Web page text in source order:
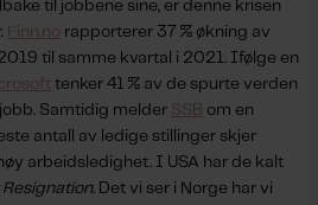
til jobbene sine, er denne krisen
Finn.no rapporterer 37 % økning av
til samme kvartal i 2021. Ifølge en
tenker 41 % av de spurte verden
Samtidig melder SSB om en
antall av ledige stillinger skjer
arbeidsledighet. I USA har de kalt
Det vi ser i Norge har vi